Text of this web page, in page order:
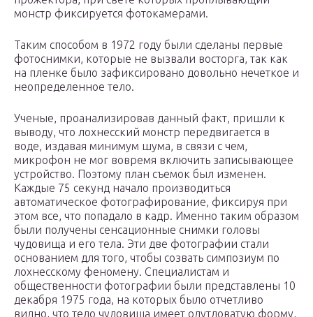
монстр фиксируется фотокамерами.
Таким способом в 1972 году были сделаны первые
фотоснимки, которые не вызвали восторга, так как
на пленке было зафиксировано довольно нечеткое и
неопределенное тело.
Ученые, проанализировав данный факт, пришли к
выводу, что лохнесский монстр передвигается в
воде, издавая минимум шума, в связи с чем,
микрофон не мог вовремя включить записывающее
устройство. Поэтому план съемок был изменен.
Каждые 75 секунд начало производиться
автоматическое фотографирование, фиксируя при
этом все, что попадало в кадр. Именно таким образом
были получены сенсационные снимки головы
чудовища и его тела. Эти две фотографии стали
основанием для того, чтобы созвать симпозиум по
лохнесскому феномену. Специалистам и
общественности фотографии были представлены 10
декабря 1975 года, на которых было отчетливо
видно, что тело чудовища имеет одутловатую форму,